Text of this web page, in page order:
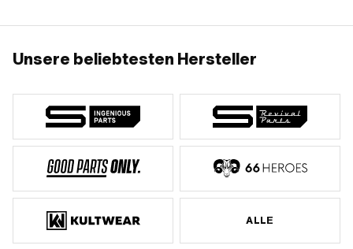
Unsere beliebtesten Hersteller
ALLE